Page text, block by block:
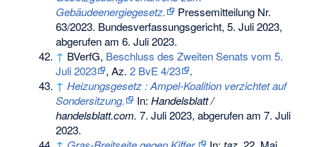
Gebäudeenergiegesetz.
Pressemitteilung Nr.
63/2023. Bundesverfassungsgericht, 5. Juli 2023,
abgerufen am 6. Juli 2023.
↑ BVerfG, Beschluss des Zweiten Senats vom 5.
Juli 2023
, Az.2 BvE 4/23
.
↑ Heizungsgesetz : Ampel-Koalition verzichtet auf
Sondersitzung.
In:Handelsblatt /
handelsblatt.com. 7. Juli 2023, abgerufen am 7. Juli
2023.